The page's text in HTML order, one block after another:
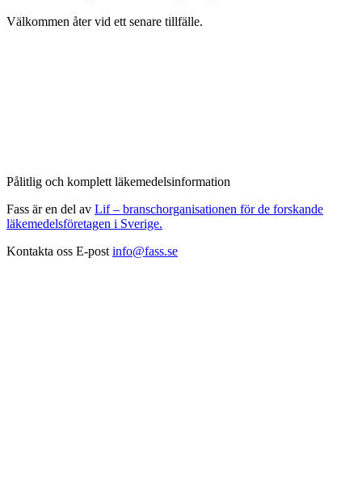
Välkommen åter vid ett senare tillfälle.
Pålitlig och komplett läkemedelsinformation
Fass är en del av Lif – branschorganisationen för de forskande
läkemedelsföretagen i Sverige.
Kontakta oss E-post info@fass.se